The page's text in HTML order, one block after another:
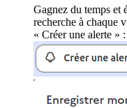
Gagnez du temps et
recherche à chaque
« Créer une alerte » :